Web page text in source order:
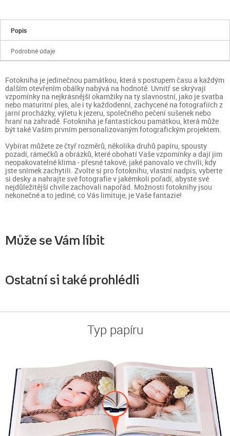
Popis
Podrobné údaje
Fotokniha je jedinečnou památkou, která s postupem času a každým
dalším otevřením obálky nabývá na hodnotě. Uvnitř se skrývají
vzpomínky na nejkrásnější okamžiky na ty slavnostní, jako je svatba
nebo maturitní ples, ale i ty každodenní, zachycené na fotografiích z
jarní procházky, výletu k jezeru, společného pečení sušenek nebo
hraní na zahradě. Fotokniha je fantastickou památkou, která může
být také Vaším prvním personalizovaným fotografickým projektem.
Vybírat můžete ze čtyř rozměrů, několika druhů papíru, spousty
pozadí, rámečků a obrázků, které obohatí Vaše vzpomínky a dají jim
neopakovatelné klima - přesné takové, jaké panovalo ve chvíli, kdy
jste snímek zachytili. Zvolte si pro fotoknihu, vlastní nadpis, vyberte
si desky a nahrajte své fotografie v jakémkoli pořadí, abyste své
nejdůležitější chvíle zachovali napořád. Možnosti fotoknihy jsou
nekonečné a to jediné, co Vás limituje, je Vaše fantazie!
Může se Vám líbit
Ostatní si také prohlédli
Typ papíru